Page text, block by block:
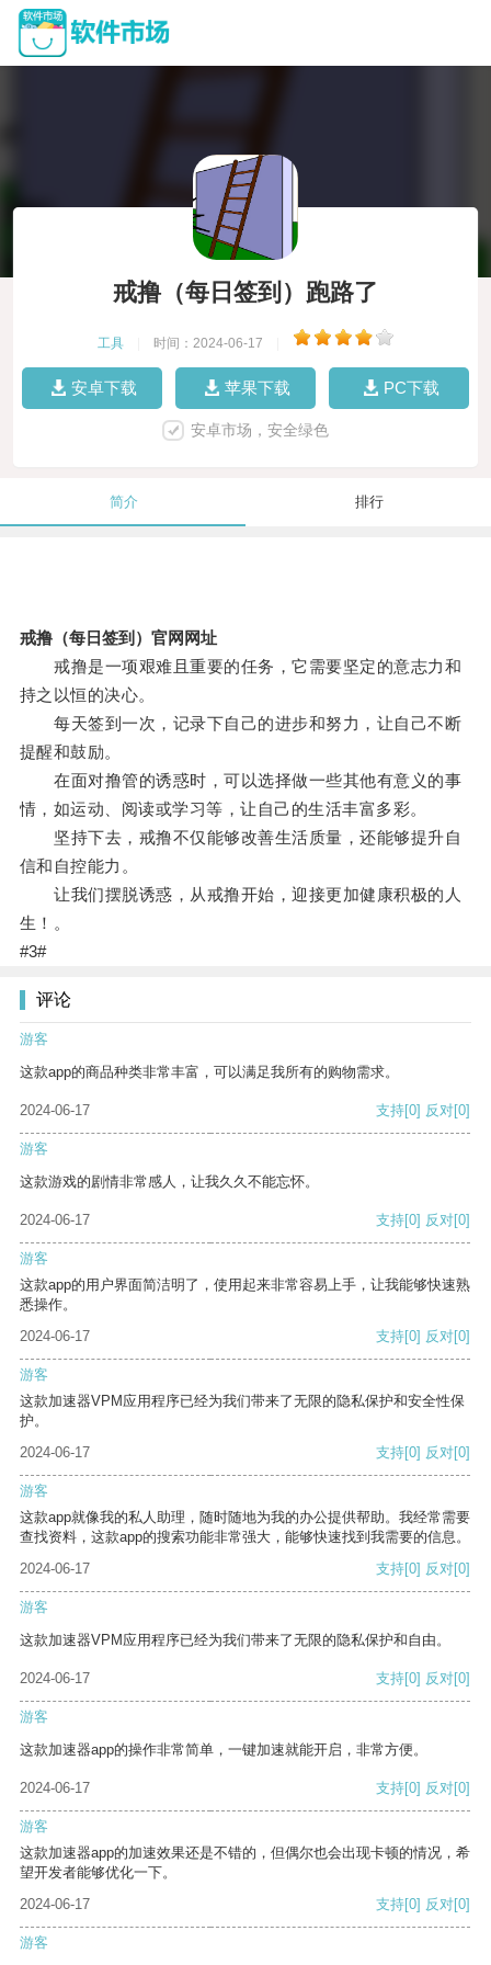
戒撸（每日签到）跑路了
工具 时间：2024-06-17
安卓下载 苹果下载 PC下载
安卓市场，安全绿色
简介 排行
戒撸（每日签到）官网网址
戒撸是一项艰难且重要的任务，它需要坚定的意志力和
持之以恒的决心。
每天签到一次，记录下自己的进步和努力，让自己不断
提醒和鼓励。
在面对撸管的诱惑时，可以选择做一些其他有意义的事
情，如运动、阅读或学习等，让自己的生活丰富多彩。
坚持下去，戒撸不仅能够改善生活质量，还能够提升自
信和自控能力。
让我们摆脱诱惑，从戒撸开始，迎接更加健康积极的人
生！。
#3#
评论
游客
这款app的商品种类非常丰富，可以满足我所有的购物需求。
2024-06-17 支持[0] 反对[0]
游客
这款游戏的剧情非常感人，让我久久不能忘怀。
2024-06-17 支持[0] 反对[0]
游客
这款app的用户界面简洁明了，使用起来非常容易上手，让我能够快速熟
悉操作。
2024-06-17
支持[0] 反对[0]
游客
这款加速器VPM应用程序已经为我们带来了无限的隐私保护和安全性保
护。
2024-06-17
支持[0] 反对[0]
游客
这款app就像我的私人助理，随时随地为我的办公提供帮助。我经常需要
查找资料，这款app的搜索功能非常强大，能够快速找到我需要的信息。
2024-06-17
支持[0] 反对[0]
游客
这款加速器VPM应用程序已经为我们带来了无限的隐私保护和自由。
2024-06-17 支持[0] 反对[0]
游客
这款加速器app的操作非常简单，一键加速就能开启，非常方便。
2024-06-17 支持[0] 反对[0]
游客
这款加速器app的加速效果还是不错的，但偶尔也会出现卡顿的情况，希
望开发者能够优化一下。
2024-06-17
支持[0] 反对[0]
游客